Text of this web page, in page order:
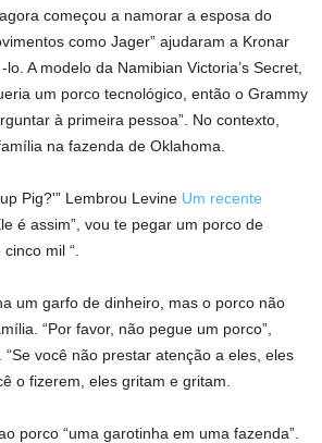
começou a namorar a esposa do
como Jager” ajudaram a Kronar
A modelo da Namibian Victoria’s Secret,
um porco tecnológico, então o Grammy
à primeira pessoa”. No contexto,
na fazenda de Oklahoma.
Pig?'” Lembrou Levine Um recente
é assim”, vou te pegar um porco de
mil “.
um garfo de dinheiro, mas o porco não
“Por favor, não pegue um porco”,
“Se você não prestar atenção a eles, eles
o fizerem, eles gritam e gritam.
porco “uma garotinha em uma fazenda”.